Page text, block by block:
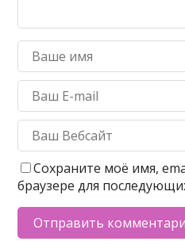
Сохраните моё имя,
браузере для